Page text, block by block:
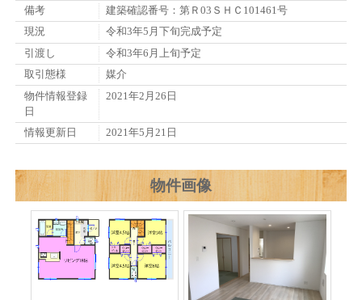
備考
建築確認番号：第Ｒ03ＳＨＣ101461号
現況
令和3年5月下旬完成予定
引渡し
令和3年6月上旬予定
取引態様
媒介
物件情報登録
日
2021年2月26日
情報更新日 2021年5月21日
物件画像